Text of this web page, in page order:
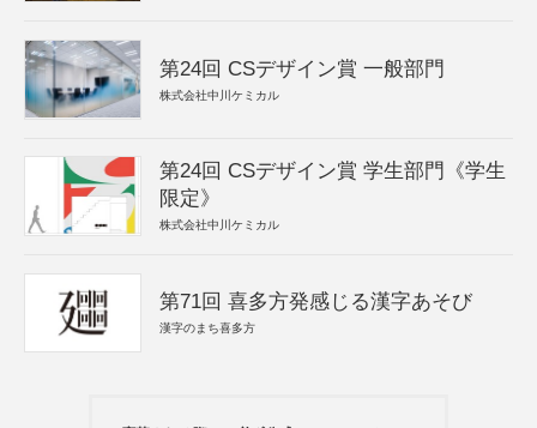
第24回 CSデザイン賞 一般部門
株式会社中川ケミカル
第24回 CSデザイン賞 学生部門《学生
限定》
株式会社中川ケミカル
第71回 喜多方発感じる漢字あそび
漢字のまち喜多方